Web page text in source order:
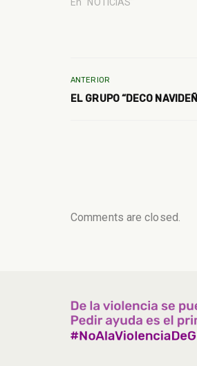
ANTERIOR
EL GRUPO “DECO
Comments are closed.